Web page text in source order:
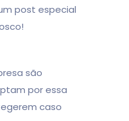
post especial
são
por essa
caso